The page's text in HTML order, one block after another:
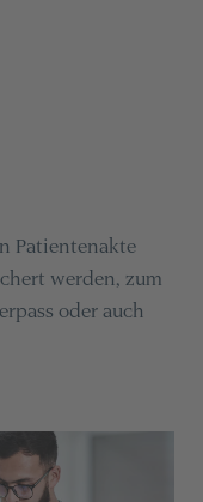
Patientenakte
werden, zum
oder auch